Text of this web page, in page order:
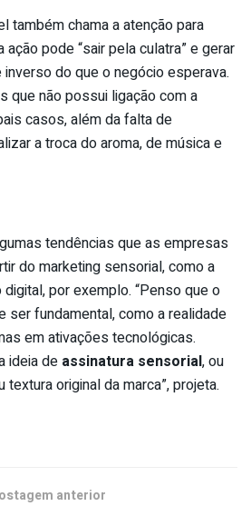
também chama a atenção para
pode “sair pela culatra” e gerar
do que o negócio esperava.
que não possui ligação com a
casos, além da falta de
a troca do aroma, de música e
tendências que as empresas
do marketing sensorial, como a
por exemplo. “Penso que o
ser fundamental, como a realidade
em ativações tecnológicas.
ideia de assinatura sensorial, ou
textura original da marca”, projeta.
anterior